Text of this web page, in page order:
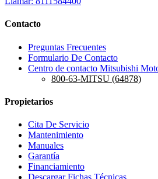
Contacto
Preguntas Frecuentes
Formulario De Contacto
Centro de contacto Mitsubishi
800-63-MITSU (64878)
Propietarios
Cita De Servicio
Mantenimiento
Manuales
Garantía
Financiamiento